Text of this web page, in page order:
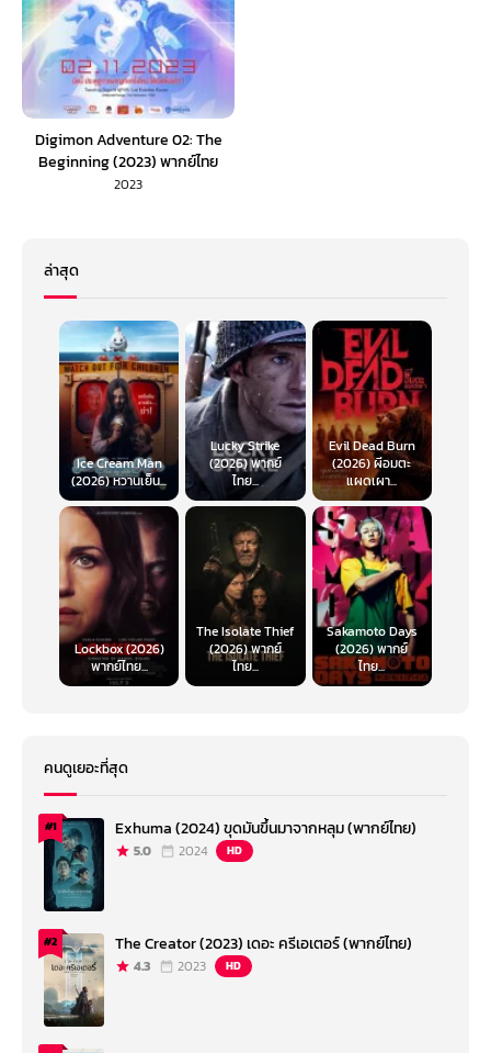
Digimon Adventure 02: The
Beginning (2023) พากย์ไทย
2023
ล่าสุด
Ice Cream Man
(2026) หวานเย็น...
Lucky Strike
(2026) พากย์
ไทย...
Evil Dead Burn
(2026) ผีอมตะ
แผดเผา...
Lockbox (2026)
พากย์ไทย...
The Isolate Thief
(2026) พากย์
ไทย...
Sakamoto Days
(2026) พากย์
ไทย...
คนดูเยอะที่สุด
#1 Exhuma (2024) ขุดมันขึ้นมาจากหลุม (พากย์ไทย)
5.0 2024 HD
#2 The Creator (2023) เดอะ ครีเอเตอร์ (พากย์ไทย)
4.3 2023 HD